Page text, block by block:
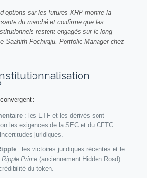
sur les futures XRP montre la
du marché et confirme que les
restent engagés sur le long
Saahith Pochiraju, Portfolio Manager chez
:
: les ETF et les dérivés sont
les exigences de la SEC et du CFTC,
juridiques.
: les victoires juridiques récentes et le
Ripple Prime(anciennement Hidden Road)
du token.